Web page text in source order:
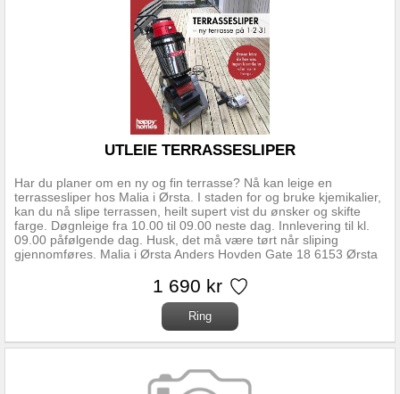
Har du planer om en ny og fin terrasse? Nå kan leige en
terrassesliper hos Malia i Ørsta. I staden for og bruke kjemikalier,
kan du nå slipe terrassen, heilt supert vist du ønsker og skifte
farge. Døgnleige fra 10.00 til 09.00 neste dag. Innlevering til kl.
09.00 påfølgende dag. Husk, det må være tørt når sliping
gjennomføres. Malia i Ørsta Anders Hovden Gate 18 6153 Ørsta
UTLEIE TERRASSESLIPER
1 690 kr